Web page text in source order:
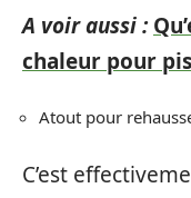
A voir aussi :
chaleur pour
Atout pour
C’est